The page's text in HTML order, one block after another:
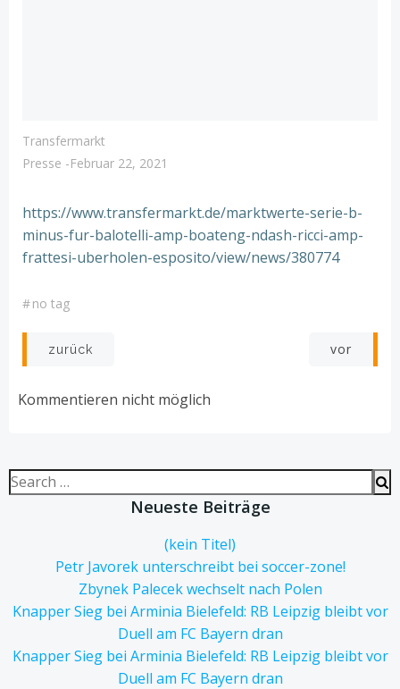
Transfermarkt
Presse -Februar 22, 2021
https://www.transfermarkt.de/marktwerte-serie-b-
minus-fur-balotelli-amp-boateng-ndash-ricci-amp-
frattesi-uberholen-esposito/view/news/380774
#no tag
Post
navigation
zurück
navigation
vor
Kommentieren nicht möglich
Search
for:
Neueste Beiträge
(kein Titel)
Petr Javorek unterschreibt bei soccer-zone!
Zbynek Palecek wechselt nach Polen
Knapper Sieg bei Arminia Bielefeld: RB Leipzig bleibt vor
Duell am FC Bayern dran
Knapper Sieg bei Arminia Bielefeld: RB Leipzig bleibt vor
Duell am FC Bayern dran